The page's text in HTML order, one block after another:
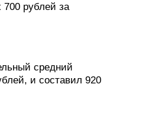
700 рублей за
средний
и составил 920